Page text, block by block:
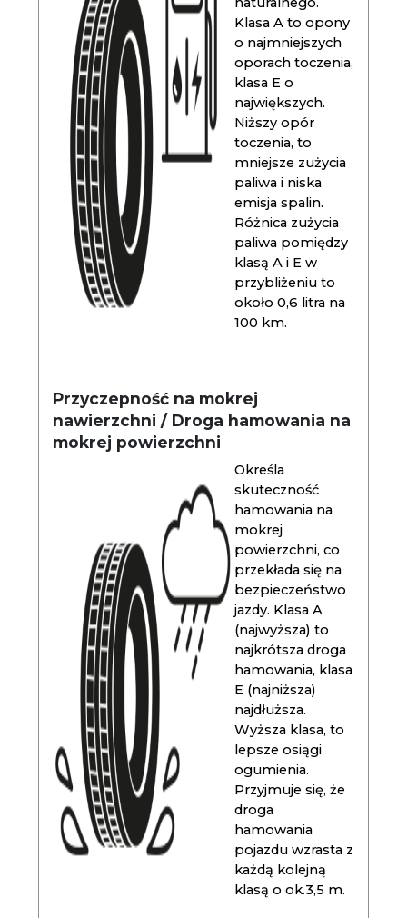
Klasa A to opony
o najmniejszych
oporach toczenia,
klasa E o
największych.
Niższy opór
toczenia, to
mniejsze zużycia
paliwa i niska
emisja spalin.
Różnica zużycia
paliwa pomiędzy
klasą A i E w
przybliżeniu to
około 0,6 litra na
100 km.
Przyczepność na mokrej
nawierzchni / Droga hamowania na
mokrej powierzchni
Określa
skuteczność
hamowania na
mokrej
powierzchni, co
przekłada się na
bezpieczeństwo
jazdy. Klasa A
(najwyższa) to
najkrótsza droga
hamowania, klasa
E (najniższa)
najdłuższa.
Wyższa klasa, to
lepsze osiągi
ogumienia.
Przyjmuje się, że
droga
hamowania
pojazdu wzrasta z
każdą kolejną
klasą o ok.3,5 m.